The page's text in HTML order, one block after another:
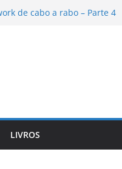
de cabo a rabo – Parte 4
– Parte 2
LIVROS